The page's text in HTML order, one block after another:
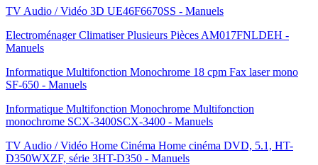
TV Audio / Vidéo 3D UE46F6670SS - Manuels
Electroménager Climatiser Plusieurs Pièces AM017FNLDEH -
Manuels
Informatique Multifonction Monochrome 18 cpm Fax laser mono
SF-650 - Manuels
Informatique Multifonction Monochrome Multifonction
monochrome SCX-3400SCX-3400 - Manuels
TV Audio / Vidéo Home Cinéma Home cinéma DVD, 5.1, HT-
D350WXZF, série 3HT-D350 - Manuels